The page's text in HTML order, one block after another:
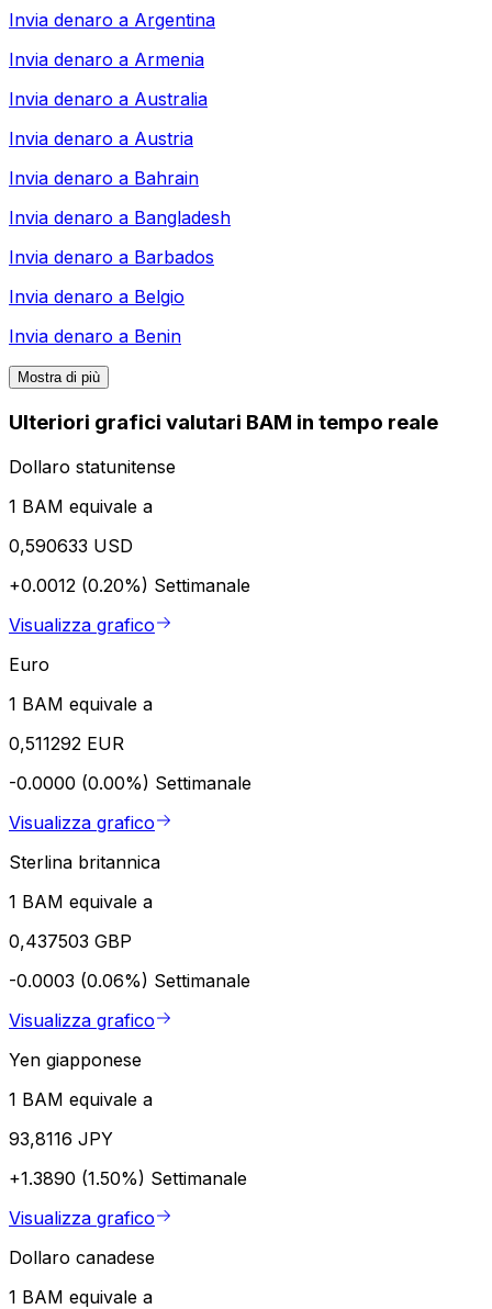
Invia denaro a Argentina
Invia denaro a Armenia
Invia denaro a Australia
Invia denaro a Austria
Invia denaro a Bahrain
Invia denaro a Bangladesh
Invia denaro a Barbados
Invia denaro a Belgio
Invia denaro a Benin
Mostra di più
Ulteriori grafici valutari BAM in tempo reale
Dollaro statunitense
1 BAM equivale a
0,590633 USD
+0.0012 (0.20%) Settimanale
Visualizza grafico
Euro
1 BAM equivale a
0,511292 EUR
-0.0000 (0.00%) Settimanale
Visualizza grafico
Sterlina britannica
1 BAM equivale a
0,437503 GBP
-0.0003 (0.06%) Settimanale
Visualizza grafico
Yen giapponese
1 BAM equivale a
93,8116 JPY
+1.3890 (1.50%) Settimanale
Visualizza grafico
Dollaro canadese
1 BAM equivale a